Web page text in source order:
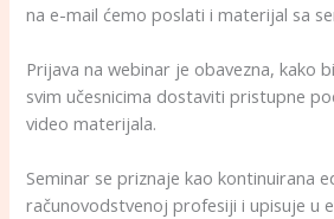
na e-mail ćemo poslati i materijal sa
Prijava na webinar je obavezna, kako
svim učesnicima dostaviti pristupne
video materijala.
Seminar se priznaje kao kontinuirana
računovodstvenoj profesiji i upisuje u